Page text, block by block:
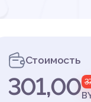
Стоимость
301,00